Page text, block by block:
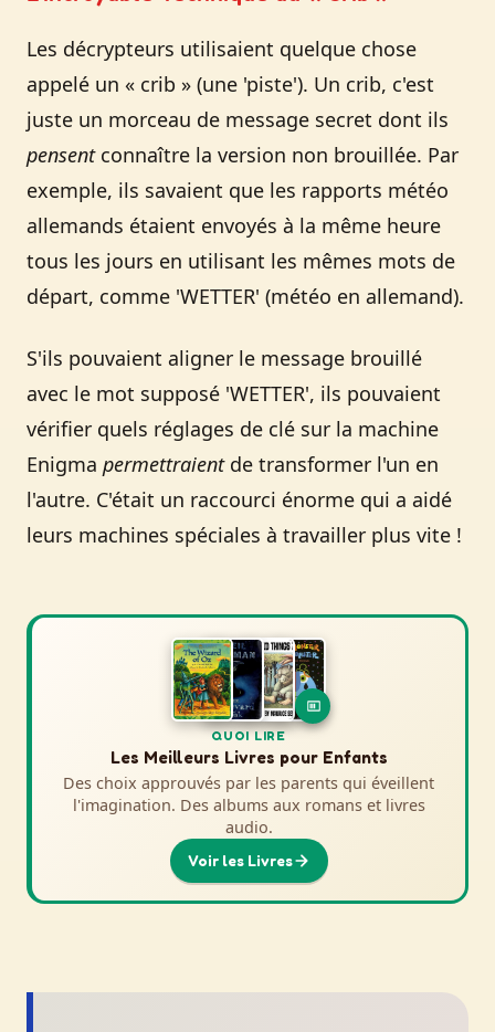
Les décrypteurs utilisaient quelque chose
appelé un « crib » (une 'piste'). Un crib, c'est
juste un morceau de message secret dont ils
pensentconnaître la version non brouillée. Par
exemple, ils savaient que les rapports météo
allemands étaient envoyés à la même heure
tous les jours en utilisant les mêmes mots de
départ, comme 'WETTER' (météo en allemand).
S'ils pouvaient aligner le message brouillé
avec le mot supposé 'WETTER', ils pouvaient
vérifier quels réglages de clé sur la machine
Enigma permettraientde transformer l'un en
l'autre. C'était un raccourci énorme qui a aidé
leurs machines spéciales à travailler plus vite !
QUOI REGARDER
Films et Séries d'Histoire pour Enfants
Des choix approuvés par les parents qui donnent vie
à l'histoire. Des aventures animées aux
documentaires épiques.
Voir la Sélection
QUOI LIRE
Les Meilleurs Livres pour Enfants
Des choix approuvés par les parents qui éveillent
l'imagination. Des albums aux romans et livres
audio.
Voir les Livres